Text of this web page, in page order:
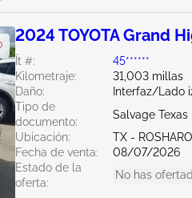
2024 TOYOTA Grand
Ít #:
45******
Kilometraje:
31,003 millas
Daño:
Interfaz/Lado
Tipo de
documento:
Salvage Texas
Ubicación:
TX -
Fecha de venta:
08/07/2026
Estado de la
oferta:
No has